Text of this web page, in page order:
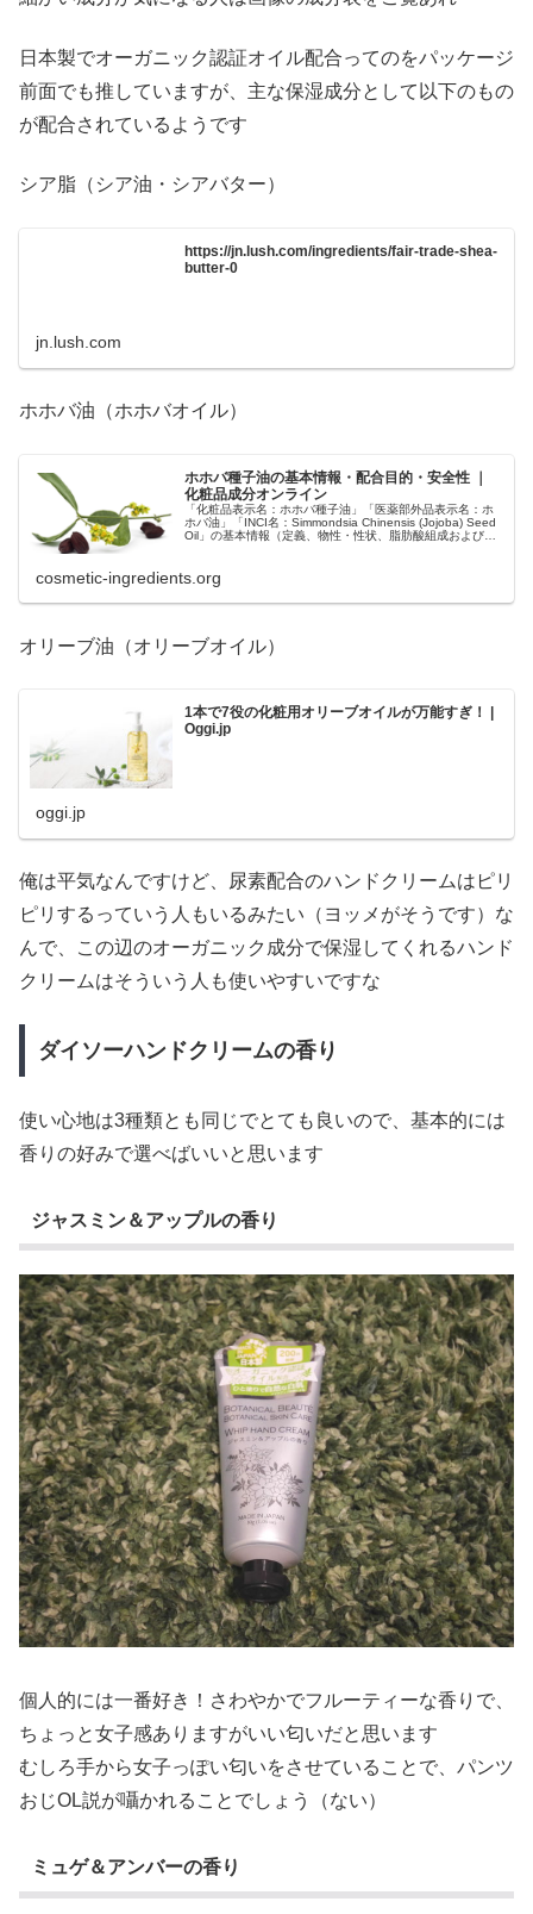
日本製でオーガニック認証オイル配合ってのをパッケージ
前面でも推していますが、主な保湿成分として以下のもの
が配合されているようです
シア脂（シア油・シアバター）
https://jn.lush.com/ingredients/fair-trade-shea-
butter-0
jn.lush.com
ホホバ油（ホホバオイル）
ホホバ種子油の基本情報・配合目的・安全性 ｜
化粧品成分オンライン
「化粧品表示名：ホホバ種子油」「医薬部外品表示名：ホ
ホバ油」「INCI名：Simmondsia Chinensis (Jojoba) Seed
Oil」の基本情報（定義、物性・性状、脂肪酸組成およびア
的、配合製品数およ...
cosmetic-ingredients.org
オリーブ油（オリーブオイル）
1本で7役の化粧用オリーブオイルが万能すぎ！ |
Oggi.jp
oggi.jp
俺は平気なんですけど、尿素配合のハンドクリームはピリ
ピリするっていう人もいるみたい（ヨッメがそうです）な
んで、この辺のオーガニック成分で保湿してくれるハンド
クリームはそういう人も使いやすいですな
ダイソーハンドクリームの香り
使い心地は3種類とも同じでとても良いので、基本的には
香りの好みで選べばいいと思います
ジャスミン＆アップルの香り
個人的には一番好き！さわやかでフルーティーな香りで、
ちょっと女子感ありますがいい匂いだと思います
むしろ手から女子っぽい匂いをさせていることで、パンツ
おじOL説が囁かれることでしょう（ない）
ミュゲ＆アンバーの香り